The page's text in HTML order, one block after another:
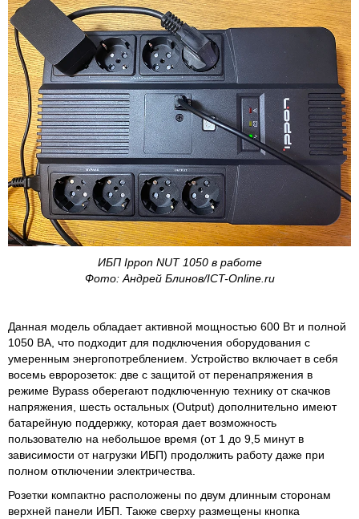
ИБП Ippon NUT 1050 в работе
Фото: Андрей Блинов/ICT-Online.ru
Данная модель обладает активной мощностью 600 Вт и полной
1050 ВА, что подходит для подключения оборудования с
умеренным энергопотреблением. Устройство включает в себя
восемь евророзеток: две с защитой от перенапряжения в
режиме Bypass оберегают подключенную технику от скачков
напряжения, шесть остальных (Output) дополнительно имеют
батарейную поддержку, которая дает возможность
пользователю на небольшое время (от 1 до 9,5 минут в
зависимости от нагрузки ИБП) продолжить работу даже при
полном отключении электричества.
Розетки компактно расположены по двум длинным сторонам
верхней панели ИБП. Также сверху размещены кнопка